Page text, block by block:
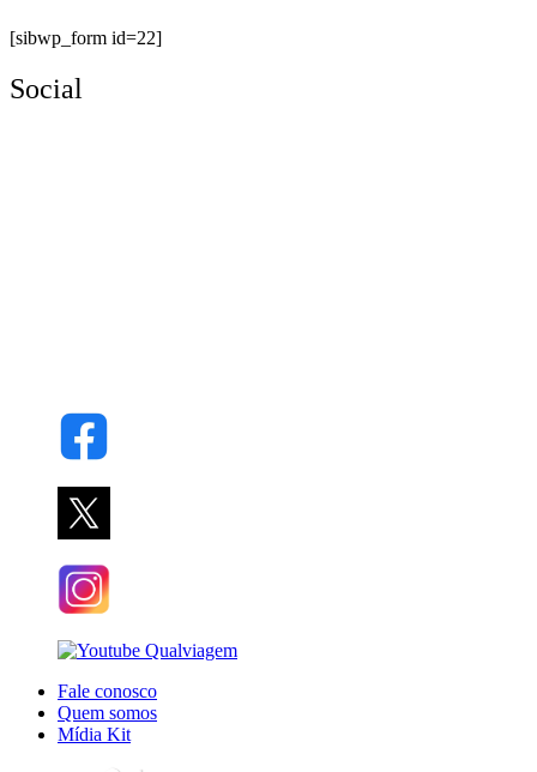
[sibwp_form id=22]
Social
Fale conosco
Quem somos
Mídia Kit